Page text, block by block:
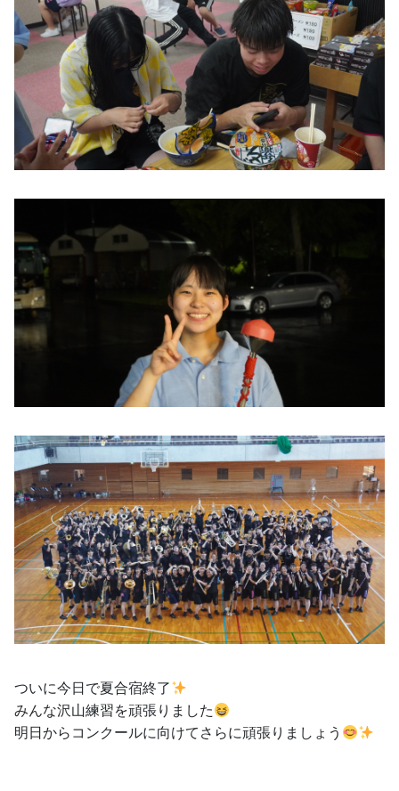
ついに今日で夏合宿終了
みんな沢山練習を頑張りました
明日からコンクールに向けてさらに頑張りましょう